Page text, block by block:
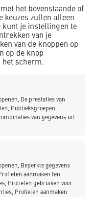
het bovenstaande of
keuzes zullen alleen
kunt je instellingen te
van je
van de knoppen op
op de knop
het scherm.
De prestaties van
Publieksgroepen
van gegevens uit
Beperkte gegevens
aanmaken ten
Profielen gebruiken voor
Profielen aanmaken
Wat streven we
van waaruit wij
– ze
hoe en waarom wij als